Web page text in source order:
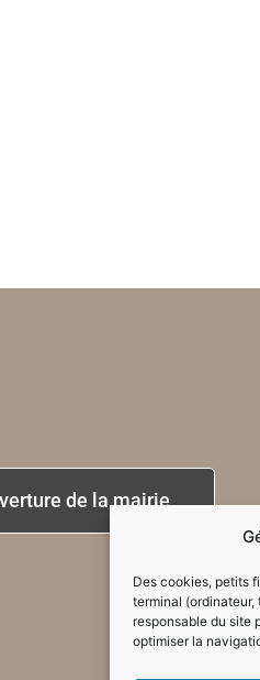
Des cookies, petits
terminal
responsable du site
optimiser la
de la mairie